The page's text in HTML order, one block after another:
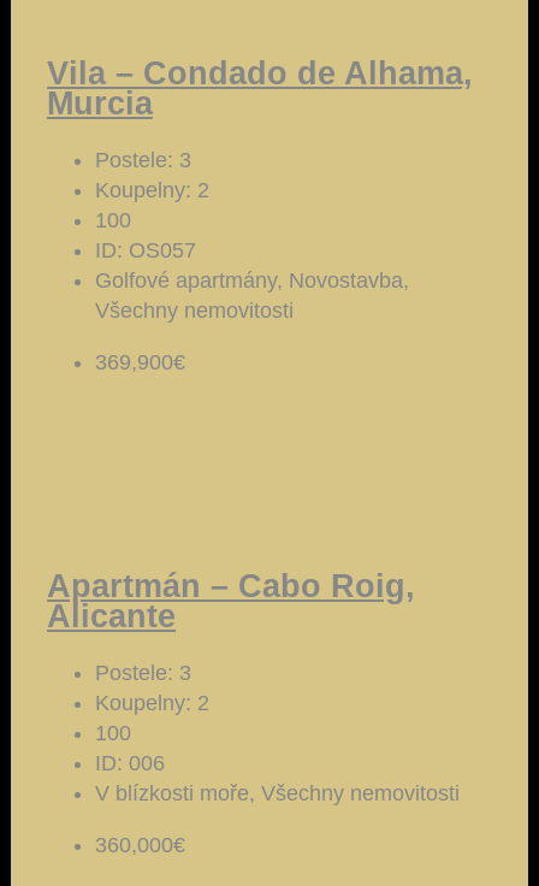
Vila – Condado de Alhama,
Murcia
Postele: 3
Koupelny: 2
100
ID: OS057
Golfové apartmány, Novostavba,
Všechny nemovitosti
369,900€
Apartmán – Cabo Roig,
Alicante
Postele: 3
Koupelny: 2
100
ID: 006
V blízkosti moře, Všechny nemovitosti
360,000€